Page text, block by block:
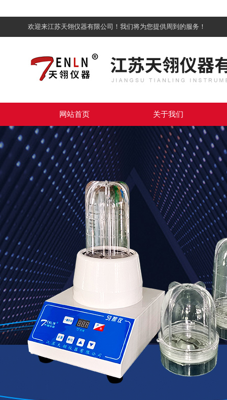
欢迎来江苏天翎仪器有限公司！我们将为您提供周到的服务！
网站首页 关于我们